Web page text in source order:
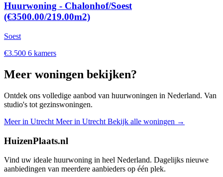
Huurwoning - Chalonhof/Soest
(€3500.00/219.00m2)
Soest
€3.500 6 kamers
Meer woningen bekijken?
Ontdek ons volledige aanbod van huurwoningen in Nederland. Van
studio's tot gezinswoningen.
Meer in Utrecht Meer in Utrecht Bekijk alle woningen →
HuizenPlaats.nl
Vind uw ideale huurwoning in heel Nederland. Dagelijks nieuwe
aanbiedingen van meerdere aanbieders op één plek.